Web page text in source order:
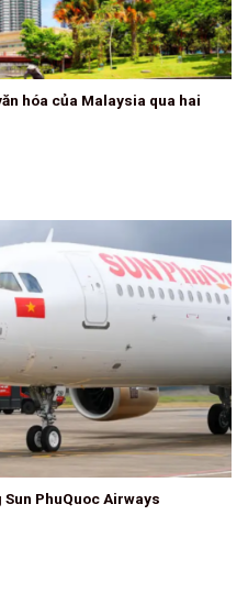
hóa của Malaysia qua hai
PhuQuoc Airways